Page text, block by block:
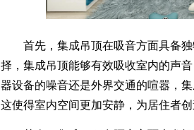
首先，集成吊顶在吸音方面具备独
择，集成吊顶能够有效吸收室内的声
器设备的噪音还是外界交通的喧嚣，
这使得室内空间更加安静，为居住者